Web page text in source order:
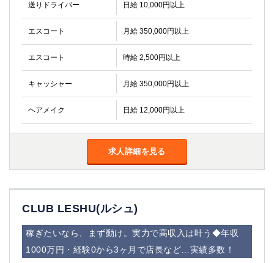
送りドライバー 日給 10,000円以上
エスコート 月給 350,000円以上
エスコート 時給 2,500円以上
キャッシャー 月給 350,000円以上
ヘアメイク 日給 12,000円以上
求人詳細を見る
CLUB LESHU(ルシュ)
稼ぎたいなら、まず動け。実力で高収入は叶う◆年収
1000万円・経験0から3ヶ月で店長など…実績多数！